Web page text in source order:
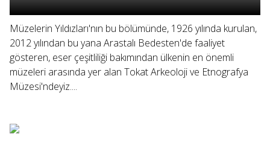
Müzelerin Yıldızları'nın bu bölümünde, 1926 yılında kurulan,
2012 yılından bu yana Arastalı Bedesten'de faaliyet
gösteren, eser çeşitliliği bakımından ülkenin en önemli
müzeleri arasında yer alan Tokat Arkeoloji ve Etnografya
Müzesi'ndeyiz....